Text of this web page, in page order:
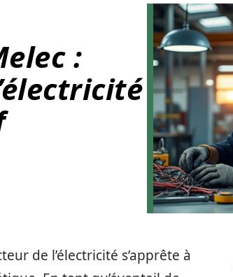
:
de l’électricité s’apprête à